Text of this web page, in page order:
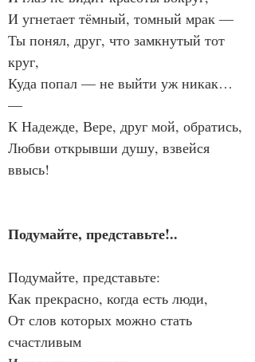
И угнетает тёмный, томный мрак —
Ты понял, друг, что замкнутый тот
круг,
Куда попал — не выйти уж никак…
—
К Надежде, Вере, друг мой, обратись,
Любви открывши душу, взвейся
ввысь!
Подумайте, представьте!..
Подумайте, представьте:
Как прекрасно, когда есть люди,
От слов которых можно стать
счастливым